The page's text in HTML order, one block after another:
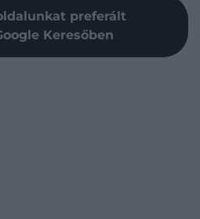
preferált
Keresőben